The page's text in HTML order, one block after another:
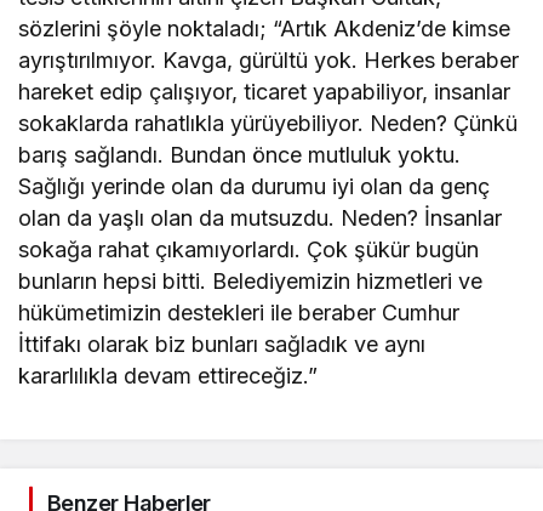
sözlerini şöyle noktaladı; “Artık Akdeniz’de kimse
ayrıştırılmıyor. Kavga, gürültü yok. Herkes beraber
hareket edip çalışıyor, ticaret yapabiliyor, insanlar
sokaklarda rahatlıkla yürüyebiliyor. Neden? Çünkü
barış sağlandı. Bundan önce mutluluk yoktu.
Sağlığı yerinde olan da durumu iyi olan da genç
olan da yaşlı olan da mutsuzdu. Neden? İnsanlar
sokağa rahat çıkamıyorlardı. Çok şükür bugün
bunların hepsi bitti. Belediyemizin hizmetleri ve
hükümetimizin destekleri ile beraber Cumhur
İttifakı olarak biz bunları sağladık ve aynı
kararlılıkla devam ettireceğiz.”
Benzer Haberler